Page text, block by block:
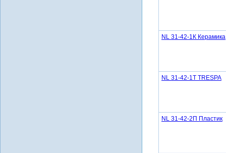
NL 31-42-1К Керамика
NL 31-42-1Т TRESPA
NL 31-42-2П Пластик